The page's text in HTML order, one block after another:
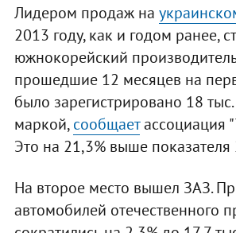
Лидером продаж на
2013 году, как и годом ранее,
южнокорейский
прошедшие 12 месяцев на
было зарегистрировано 18
маркой,сообщаетассоциация
Это на 21,3% выше показателя
На второе место вышел ЗАЗ.
автомобилей отечественного